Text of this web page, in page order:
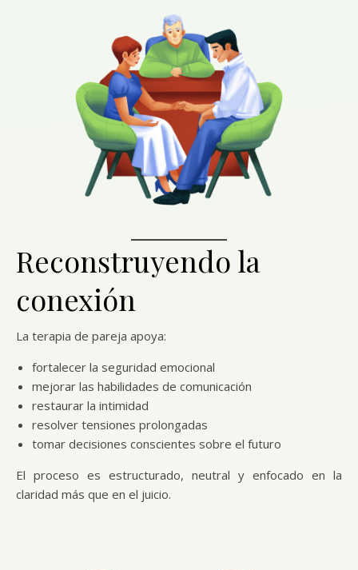
Reconstruyendo la
conexión
La terapia de pareja apoya:
fortalecer la seguridad emocional
mejorar las habilidades de comunicación
restaurar la intimidad
resolver tensiones prolongadas
tomar decisiones conscientes sobre el futuro
El proceso es estructurado, neutral y enfocado en la
claridad más que en el juicio.